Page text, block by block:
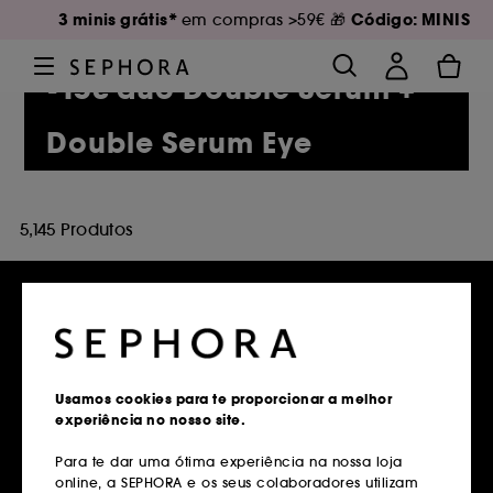
3 minis grátis* em compras >59€ 🎁 Código: MINIS
-15€ duo Double Serum +
Double Serum Eye
5,145 Produtos
em compras superiores a 39€
Devoluções
Usamos cookies para te proporcionar a melhor
experiência no nosso site.
Para te dar uma ótima experiência na nossa loja
online, a SEPHORA e os seus colaboradores utilizam